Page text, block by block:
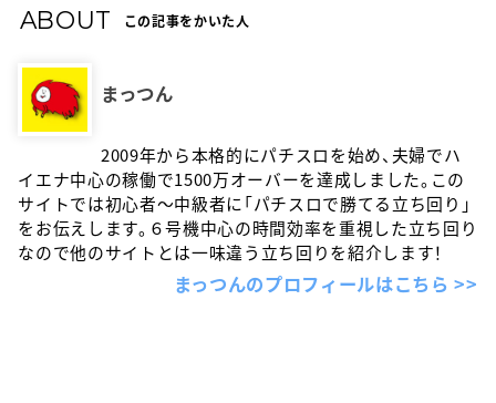
ABOUT この記事をかいた人
まっつん
2009年から本格的にパチスロを始め、夫婦でハ
イエナ中心の稼働で1500万オーバーを達成しました。この
サイトでは初心者〜中級者に「パチスロで勝てる立ち回り」
をお伝えします。６号機中心の時間効率を重視した立ち回り
なので他のサイトとは一味違う立ち回りを紹介します！
まっつんのプロフィールはこちら >>